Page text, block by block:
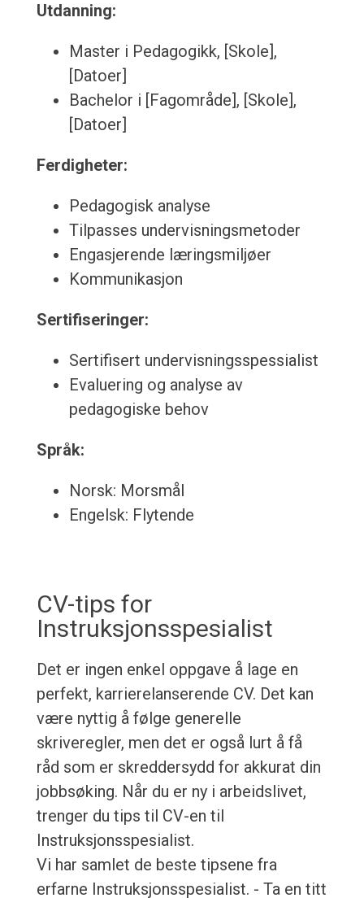
Utdanning:
Master i Pedagogikk, [Skole],
[Datoer]
Bachelor i [Fagområde], [Skole],
[Datoer]
Ferdigheter:
Pedagogisk analyse
Tilpasses undervisningsmetoder
Engasjerende læringsmiljøer
Kommunikasjon
Sertifiseringer:
Sertifisert undervisningsspessialist
Evaluering og analyse av
pedagogiske behov
Språk:
Norsk: Morsmål
Engelsk: Flytende
CV-tips for
Instruksjonsspesialist
Det er ingen enkel oppgave å lage en
perfekt, karrierelanserende CV. Det kan
være nyttig å følge generelle
skriveregler, men det er også lurt å få
råd som er skreddersydd for akkurat din
jobbsøking. Når du er ny i arbeidslivet,
trenger du tips til CV-en til
Instruksjonsspesialist.
Vi har samlet de beste tipsene fra
erfarne Instruksjonsspesialist. - Ta en titt